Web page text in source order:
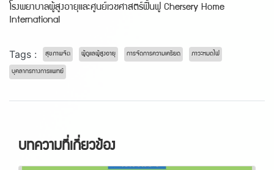
โรงพยาบาลผู้สูงอายุและศูนย์เวชศาสตร์ฟื้นฟู Chersery Home
International
Tags : สุขภาพจิต ผู้ดูแลผู้สูงอายุ การจัดการความเครียด ภาวะหมดไฟ
บุคลากรทางการแพทย์
บทความที่เกี่ยวข้อง